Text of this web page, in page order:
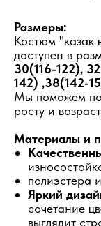
Размеры:
Костюм "казак
доступен в
30(116-122),
142) ,38(142-
Мы поможем
росту и
Материалы и
полиэстера
Яркий
сочетание
выглядит